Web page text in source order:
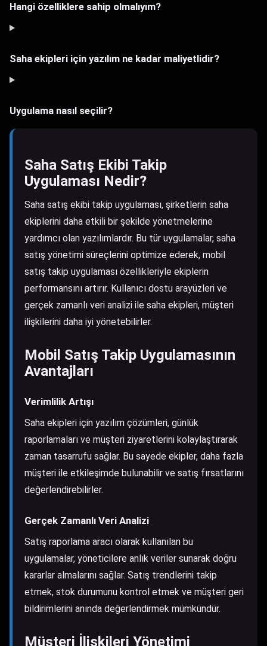
Hangi özelliklere sahip olmalıyım?
Saha ekipleri için yazılım ne kadar maliyetlidir?
Uygulama nasıl seçilir?
Saha Satış Ekibi Takip
Uygulaması Nedir?
Saha satış ekibi takip uygulaması, şirketlerin saha
ekiplerini daha etkili bir şekilde yönetmelerine
yardımcı olan yazılımlardır. Bu tür uygulamalar, saha
satış yönetimi süreçlerini optimize ederek, mobil
satış takip uygulaması özellikleriyle ekiplerin
performansını artırır. Kullanıcı dostu arayüzleri ve
gerçek zamanlı veri analizi ile saha ekipleri, müşteri
ilişkilerini daha iyi yönetebilirler.
Mobil Satış Takip Uygulamasının
Avantajları
Verimlilik Artışı
Saha ekipleri için yazılım çözümleri, günlük
raporlamaları ve müşteri ziyaretlerini kolaylaştırarak
zaman tasarrufu sağlar. Bu sayede ekipler, daha fazla
müşteri ile etkileşimde bulunabilir ve satış fırsatlarını
değerlendirebilirler.
Gerçek Zamanlı Veri Analizi
Satış raporlama aracı olarak kullanılan bu
uygulamalar, yöneticilere anlık veriler sunarak doğru
kararlar almalarını sağlar. Satış trendlerini takip
etmek, stok durumunu kontrol etmek ve müşteri geri
bildirimlerini anında değerlendirmek mümkündür.
Müşteri İlişkileri Yönetimi